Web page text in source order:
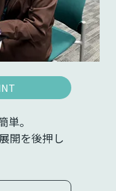
単。
開を後押し